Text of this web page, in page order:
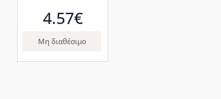
4.57€
Μη διαθέσιμο